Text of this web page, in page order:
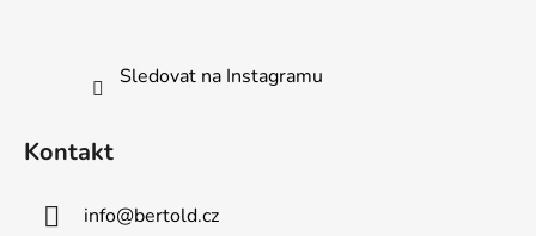
Sledovat na Instagramu
Kontakt
info@bertold.cz